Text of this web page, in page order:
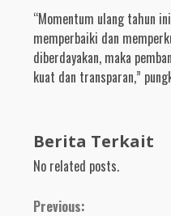
“Momentum ulang tahun
memperbaiki dan
diberdayakan, maka
kuat dan transparan,”
Berita Terkait
No related posts.
Previous: